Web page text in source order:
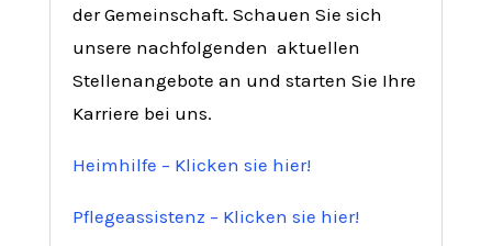
der Gemeinschaft. Schauen Sie sich
unsere nachfolgenden aktuellen
Stellenangebote an und starten Sie Ihre
Karriere bei uns.
Heimhilfe – Klicken sie hier!
Pflegeassistenz – Klicken sie hier!